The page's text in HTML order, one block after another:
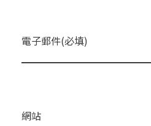
電子郵件(必填)
網站